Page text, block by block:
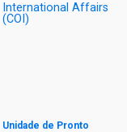
International Affairs
(COI)
Unidade de Pronto